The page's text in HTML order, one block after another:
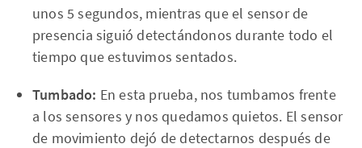
unos 5 segundos, mientras que el sensor de
presencia siguió detectándonos durante todo el
tiempo que estuvimos sentados.
Tumbado: En esta prueba, nos tumbamos frente
a los sensores y nos quedamos quietos. El sensor
de movimiento dejó de detectarnos después de